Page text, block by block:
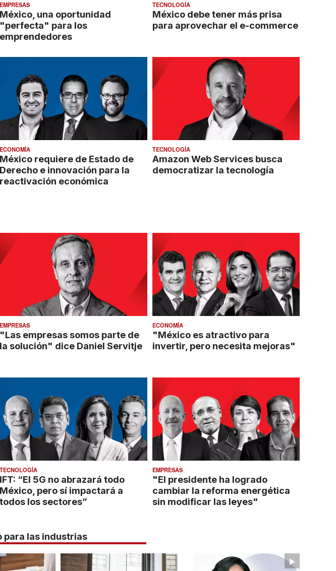
EMPRESAS
México, una oportunidad
"perfecta" para los
emprendedores
TECNOLOGÍA
México debe tener más prisa
para aprovechar el e-commerce
ECONOMÍA
México requiere de Estado de
Derecho e innovación para la
reactivación económica
TECNOLOGÍA
Amazon Web Services busca
democratizar la tecnología
EMPRESAS
"Las empresas somos parte de
la solución" dice Daniel Servitje
ECONOMÍA
"México es atractivo para
invertir, pero necesita mejoras"
TECNOLOGÍA
IFT: “El 5G no abrazará todo
México, pero sí impactará a
todos los sectores”
EMPRESAS
"El presidente ha logrado
cambiar la reforma energética
sin modificar las leyes"
para las industrias